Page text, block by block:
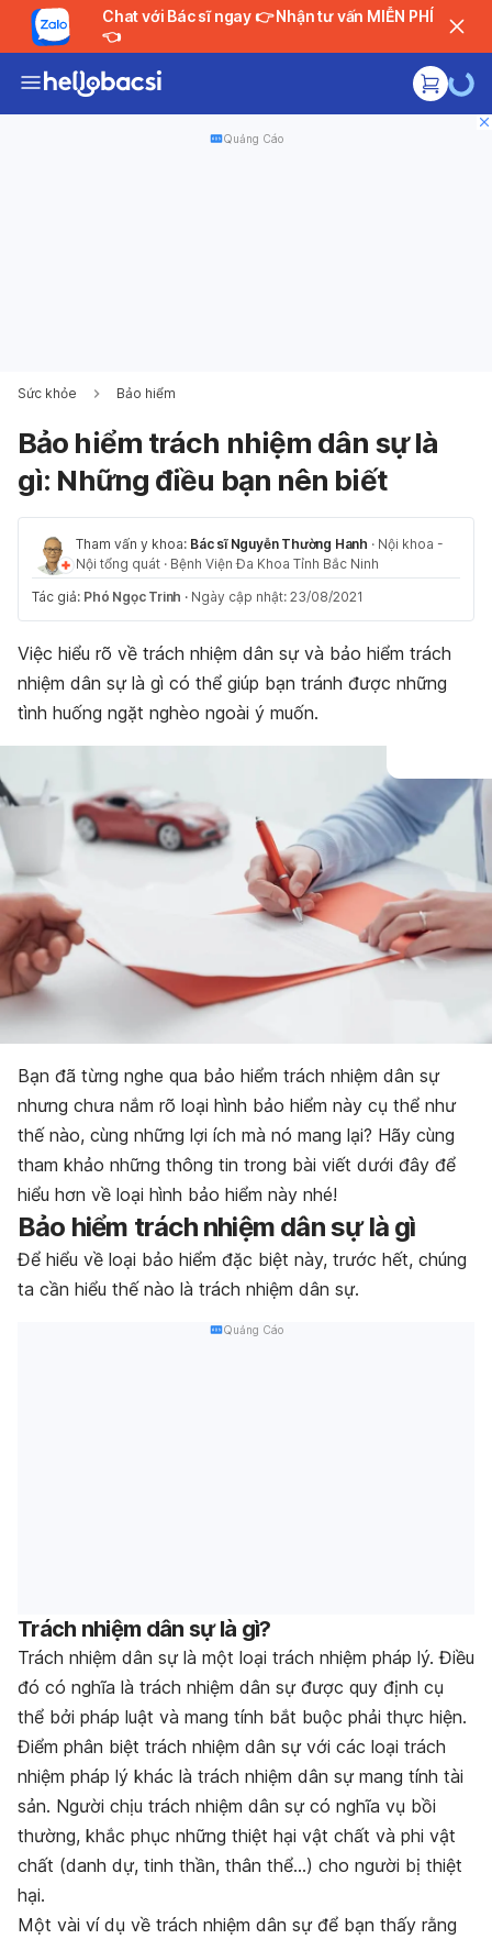
Chat với Bác sĩ ngay 👉 Nhận tư vấn MIỄN PHÍ
👈
Quảng Cáo
Sức khỏe Bảo hiểm
Bảo hiểm trách nhiệm dân sự là
gì: Những điều bạn nên biết
Tham vấn y khoa: Bác sĩ Nguyễn Thường Hanh · Nội khoa -
Nội tổng quát · Bệnh Viện Đa Khoa Tỉnh Bắc Ninh
Tác giả: Phó Ngọc Trinh · Ngày cập nhật: 23/08/2021
Việc hiểu rõ về trách nhiệm dân sự và bảo hiểm trách
nhiệm dân sự là gì có thể giúp bạn tránh được những
tình huống ngặt nghèo ngoài ý muốn.
Bạn đã từng nghe qua bảo hiểm trách nhiệm dân sự
nhưng chưa nắm rõ loại hình bảo hiểm này cụ thể như
thế nào, cùng những lợi ích mà nó mang lại? Hãy cùng
tham khảo những thông tin trong bài viết dưới đây để
hiểu hơn về loại hình bảo hiểm này nhé!
Bảo hiểm trách nhiệm dân sự là gì
Để hiểu về loại bảo hiểm đặc biệt này, trước hết, chúng
ta cần hiểu thế nào là trách nhiệm dân sự.
Quảng Cáo
Trách nhiệm dân sự là gì?
Trách nhiệm dân sự là một loại trách nhiệm pháp lý. Điều
đó có nghĩa là trách nhiệm dân sự được quy định cụ
thể bởi pháp luật và mang tính bắt buộc phải thực hiện.
Điểm phân biệt trách nhiệm dân sự với các loại trách
nhiệm pháp lý khác là trách nhiệm dân sự mang tính tài
sản. Người chịu trách nhiệm dân sự có nghĩa vụ bồi
thường, khắc phục những thiệt hại vật chất và phi vật
chất (danh dự, tinh thần, thân thể…) cho người bị thiệt
hại.
Một vài ví dụ về trách nhiệm dân sự để bạn thấy rằng